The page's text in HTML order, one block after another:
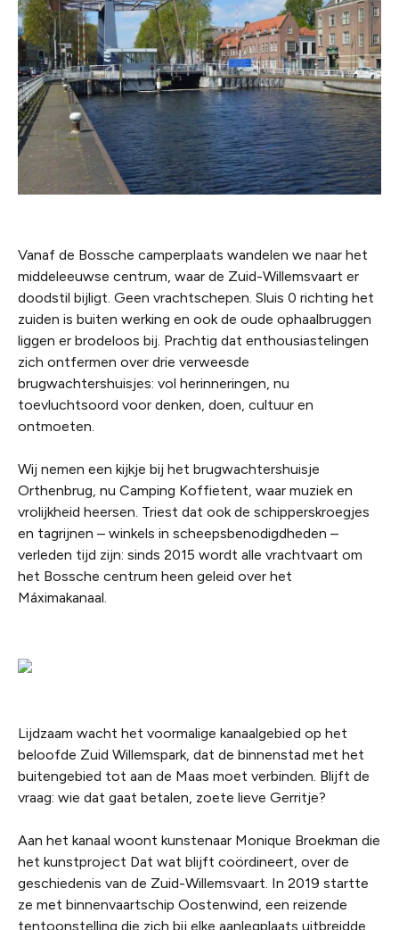
Vanaf de Bossche camperplaats wandelen we naar het
middeleeuwse centrum, waar de Zuid-Willemsvaart er
doodstil bijligt. Geen vrachtschepen. Sluis 0 richting het
zuiden is buiten werking en ook de oude ophaalbruggen
liggen er brodeloos bij. Prachtig dat enthousiastelingen
zich ontfermen over drie verweesde
brugwachtershuisjes: vol herinneringen, nu
toevluchtsoord voor denken, doen, cultuur en
ontmoeten.
Wij nemen een kijkje bij het brugwachtershuisje
Orthenbrug, nu Camping Koffietent, waar muziek en
vrolijkheid heersen. Triest dat ook de schipperskroegjes
en tagrijnen – winkels in scheepsbenodigdheden –
verleden tijd zijn: sinds 2015 wordt alle vrachtvaart om
het Bossche centrum heen geleid over het
Máximakanaal.
Lijdzaam wacht het voormalige kanaalgebied op het
beloofde Zuid Willemspark, dat de binnenstad met het
buitengebied tot aan de Maas moet verbinden. Blijft de
vraag: wie dat gaat betalen, zoete lieve Gerritje?
Aan het kanaal woont kunstenaar Monique Broekman die
het kunstproject Dat wat blijft coördineert, over de
geschiedenis van de Zuid-Willemsvaart. In 2019 startte
ze met binnenvaartschip Oostenwind, een reizende
tentoonstelling die zich bij elke aanlegplaats uitbreidde